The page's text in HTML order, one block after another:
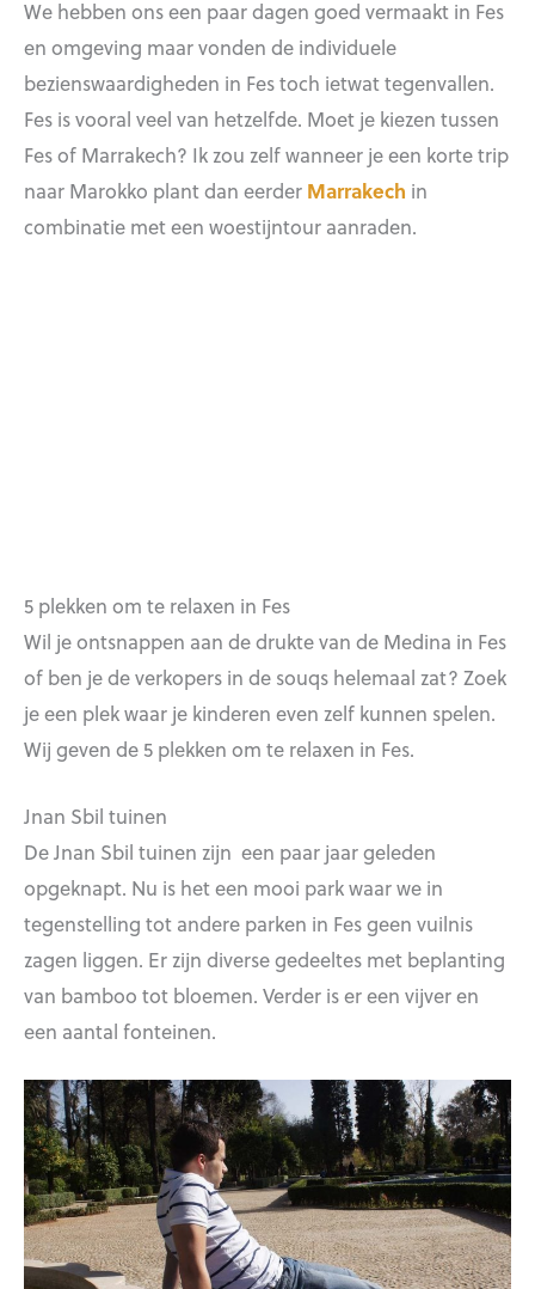
We hebben ons een paar dagen goed vermaakt in Fes
en omgeving maar vonden de individuele
bezienswaardigheden in Fes toch ietwat tegenvallen.
Fes is vooral veel van hetzelfde. Moet je kiezen tussen
Fes of Marrakech? Ik zou zelf wanneer je een korte trip
naar Marokko plant dan eerder Marrakech in
combinatie met een woestijntour aanraden.
5 plekken om te relaxen in Fes
Wil je ontsnappen aan de drukte van de Medina in Fes
of ben je de verkopers in de souqs helemaal zat? Zoek
je een plek waar je kinderen even zelf kunnen spelen.
Wij geven de 5 plekken om te relaxen in Fes.
Jnan Sbil tuinen
De Jnan Sbil tuinen zijn een paar jaar geleden
opgeknapt. Nu is het een mooi park waar we in
tegenstelling tot andere parken in Fes geen vuilnis
zagen liggen. Er zijn diverse gedeeltes met beplanting
van bamboo tot bloemen. Verder is er een vijver en
een aantal fonteinen.